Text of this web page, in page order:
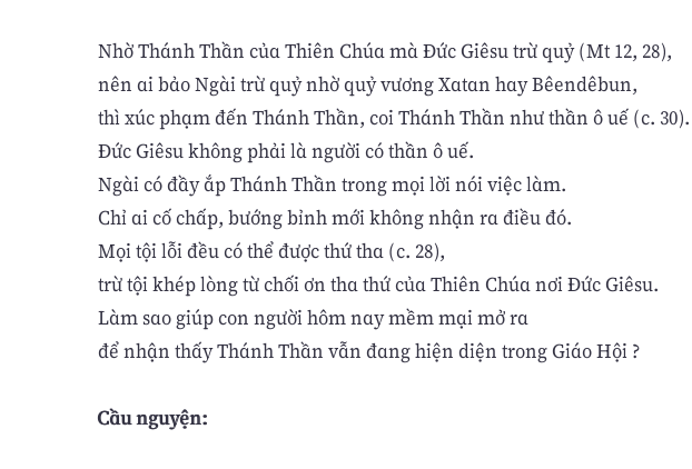
Nhờ Thánh Thần của Thiên Chúa mà Đức Giêsu trừ quỷ (Mt 12, 28),
nên ai bảo Ngài trừ quỷ nhờ quỷ vương Xatan hay Bêendêbun,
thì xúc phạm đến Thánh Thần, coi Thánh Thần như thần ô uế (c. 30).
Đức Giêsu không phải là người có thần ô uế.
Ngài có đầy ắp Thánh Thần trong mọi lời nói việc làm.
Chỉ ai cố chấp, bướng bỉnh mới không nhận ra điều đó.
Mọi tội lỗi đều có thể được thứ tha (c. 28),
trừ tội khép lòng từ chối ơn tha thứ của Thiên Chúa nơi Đức Giêsu.
Làm sao giúp con người hôm nay mềm mại mở ra
để nhận thấy Thánh Thần vẫn đang hiện diện trong Giáo Hội ?
Cầu nguyện: